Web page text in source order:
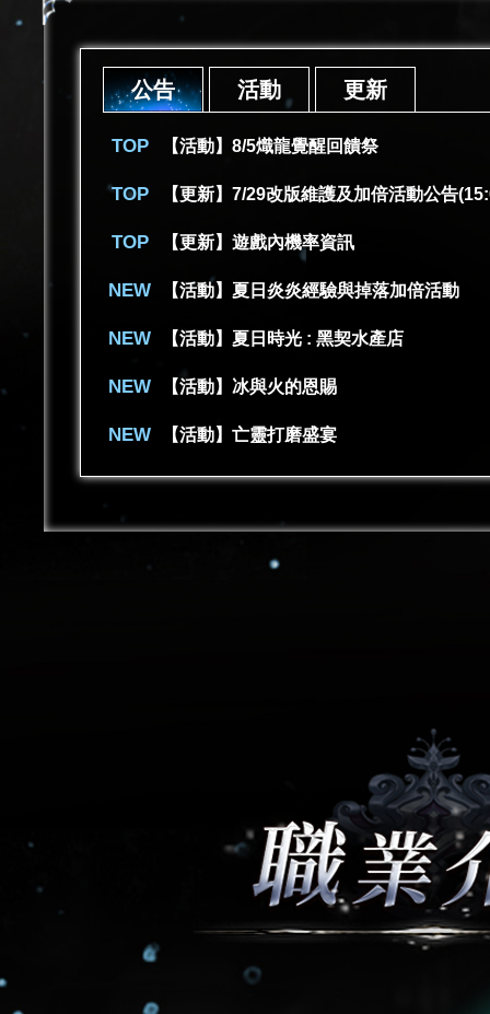
公告 活動 更新
【活動】8/5熾龍覺醒回饋祭
【更新】7/29改版維護及加倍活動公告
【更新】遊戲內機率資訊
【活動】夏日炎炎經驗與掉落加倍活動
【活動】夏日時光 : 黑契水產店
【活動】冰與火的恩賜
【活動】亡靈打磨盛宴